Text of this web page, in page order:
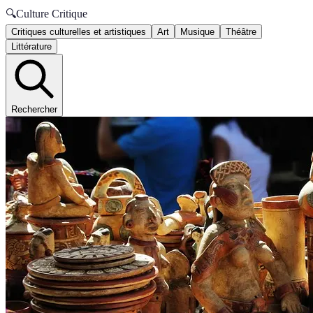
🔍Culture Critique
Critiques culturelles et artistiques Art Musique
Théâtre
Littérature
Rechercher